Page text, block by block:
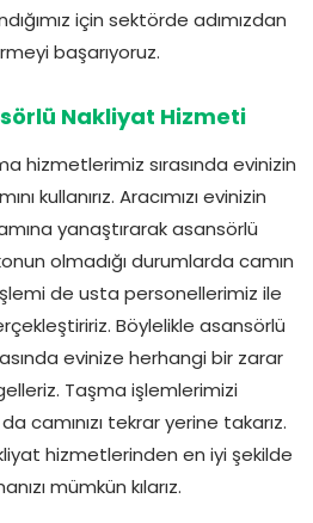
için sektörde adımızdan
başarıyoruz.
Nakliyat Hizmeti
hizmetlerimiz sırasında evinizin
kullanırız. Aracımızı evinizin
yanaştırarak asansörlü
olmadığı durumlarda camın
de usta personellerimiz ile
Böylelikle asansörlü
evinize herhangi bir zarar
Taşma işlemlerimizi
camınızı tekrar yerine takarız.
hizmetlerinden en iyi şekilde
mümkün kılarız.